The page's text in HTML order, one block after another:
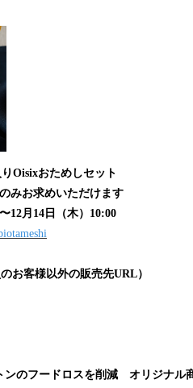
Oisixおためしセット
みお求めいただけます
12月14日（木）10:00
お客様以外の販売先URL）
のフードロスを削減 オリジナル